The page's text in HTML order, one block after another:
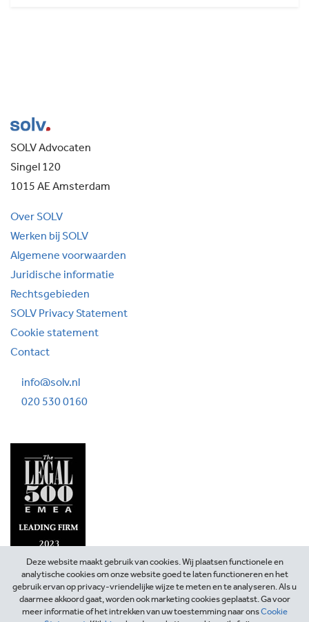
SOLV Advocaten
Singel 120
1015 AE Amsterdam
Over SOLV
Werken bij SOLV
Algemene voorwaarden
Juridische informatie
Rechtsgebieden
SOLV Privacy Statement
Cookie statement
Contact
info@solv.nl
020 530 0160
Deze website maakt gebruik van cookies. Wij plaatsen functionele en
analytische cookies om onze website goed te laten functioneren en het
gebruik ervan op privacy-vriendelijke wijze te meten en te analyseren. Als u
daarmee akkoord gaat, worden ook marketing cookies geplaatst. Ga voor
meer informatie of het intrekken van uw toestemming naar onsCookie